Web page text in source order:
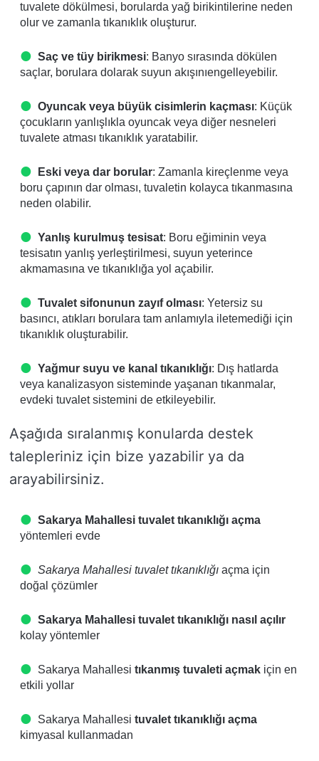
tuvalete dökülmesi, borularda yağ birikintilerine neden
olur ve zamanla tıkanıklık oluşturur.
Saç ve tüy birikmesi: Banyo sırasında dökülen
saçlar, borulara dolarak suyun akışınıengelleyebilir.
Oyuncak veya büyük cisimlerin kaçması: Küçük
çocukların yanlışlıkla oyuncak veya diğer nesneleri
tuvalete atması tıkanıklık yaratabilir.
Eski veya dar borular: Zamanla kireçlenme veya
boru çapının dar olması, tuvaletin kolayca tıkanmasına
neden olabilir.
Yanlış kurulmuş tesisat: Boru eğiminin veya
tesisatın yanlış yerleştirilmesi, suyun yeterince
akmamasına ve tıkanıklığa yol açabilir.
Tuvalet sifonunun zayıf olması: Yetersiz su
basıncı, atıkları borulara tam anlamıyla iletemediği için
tıkanıklık oluşturabilir.
Yağmur suyu ve kanal tıkanıklığı: Dış hatlarda
veya kanalizasyon sisteminde yaşanan tıkanmalar,
evdeki tuvalet sistemini de etkileyebilir.
Aşağıda sıralanmış konularda destek
talepleriniz için bize yazabilir ya da
arayabilirsiniz.
Sakarya Mahallesi tuvalet tıkanıklığı açma
yöntemleri evde
Sakarya Mahallesi tuvalet tıkanıklığı açma için
doğal çözümler
Sakarya Mahallesi tuvalet tıkanıklığı nasıl açılır
kolay yöntemler
Sakarya Mahallesi tıkanmış tuvaleti açmak için en
etkili yollar
Sakarya Mahallesi tuvalet tıkanıklığı açma
kimyasal kullanmadan